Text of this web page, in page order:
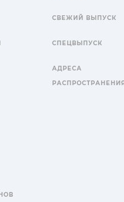
СВЕЖИЙ ВЫПУСК
СПЕЦВЫПУСК
АДРЕСА